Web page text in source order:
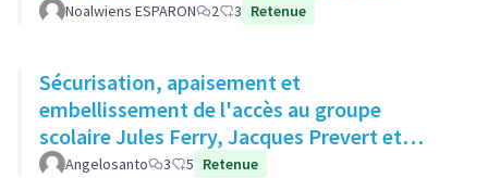
Noalwiens ESPARON 2 3 Retenue
Sécurisation, apaisement et
embellissement de l'accès au groupe
scolaire Jules Ferry, Jacques Prevert et
Moulin des Gibets
Angelosanto 3 5 Retenue